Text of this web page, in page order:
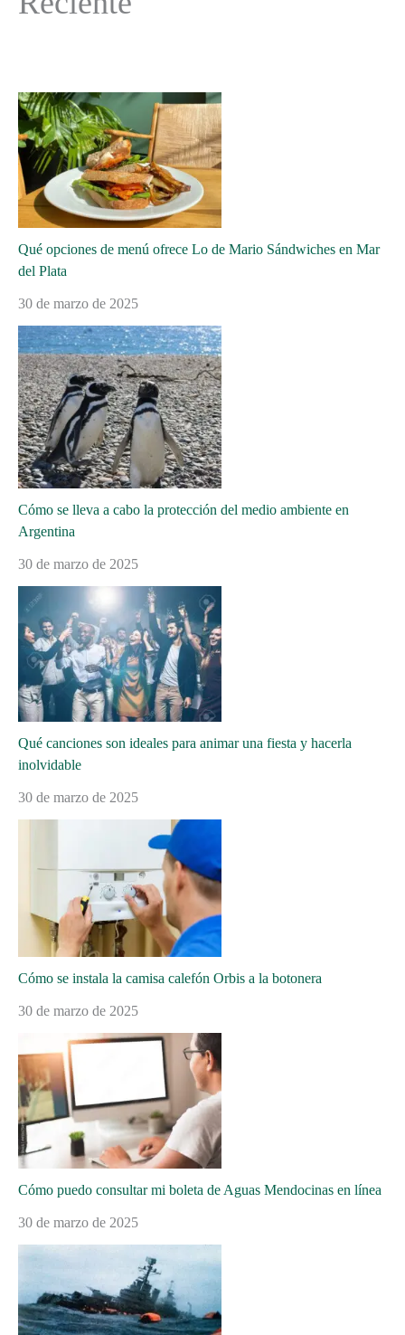
Qué opciones de menú ofrece Lo de Mario Sándwiches en Mar
del Plata
30 de marzo de 2025
Cómo se lleva a cabo la protección del medio ambiente en
Argentina
30 de marzo de 2025
Qué canciones son ideales para animar una fiesta y hacerla
inolvidable
30 de marzo de 2025
Cómo se instala la camisa calefón Orbis a la botonera
30 de marzo de 2025
Cómo puedo consultar mi boleta de Aguas Mendocinas en línea
30 de marzo de 2025